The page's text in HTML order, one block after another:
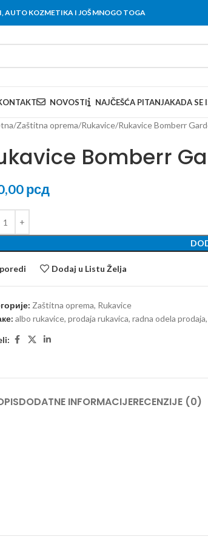
AUTO KOZMETIKA I JOŠ MNOGO TOGA
NOVOSTI NAJČEŠĆA PITANJAKADA SE
Zaštitna oprema Rukavice Rukavice Bomberr
Bomberr
рсд
Dodaj u Listu Želja
Zaštitna oprema, Rukavice
albo rukavice, prodaja rukavica, radna odela prodaja,
DODATNE INFORMACIJERECENZIJE (0)